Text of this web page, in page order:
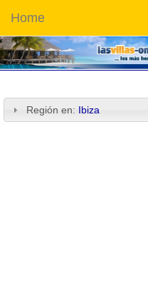
Home
Región en: Ibiza